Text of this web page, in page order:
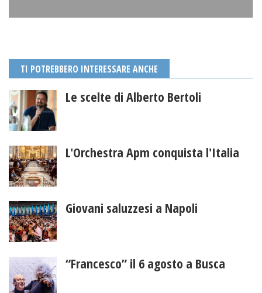
TI POTREBBERO INTERESSARE ANCHE
Le scelte di Alberto Bertoli
L'Orchestra Apm conquista l'Italia
Giovani saluzzesi a Napoli
“Francesco” il 6 agosto a Busca